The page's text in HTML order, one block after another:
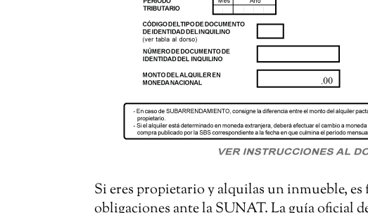
Si eres propietario y alquilas un inmueble,